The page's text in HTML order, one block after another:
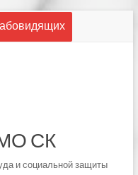
СК
и социальной защиты